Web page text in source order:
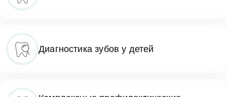
Диагностика зубов у детей